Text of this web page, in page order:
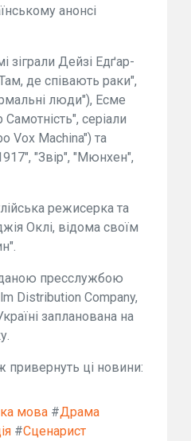
анонсі
зіграли Дейзі Едґар-
де співають раки",
люди"), Есме
серіали
Vox Machina") та
"Звір", "Мюнхен",
режисерка та
Оклі, відома своїм
пресслужбою
Distribution Company,
запланована на
ці новини:
мова #Драма
#Сценарист